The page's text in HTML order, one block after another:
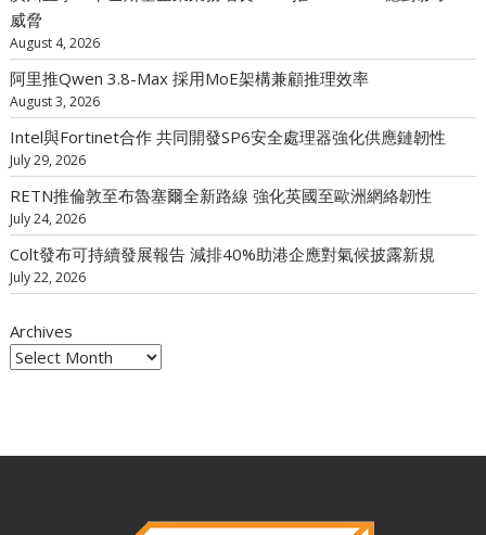
威脅
August 4, 2026
阿里推Qwen 3.8-Max 採用MoE架構兼顧推理效率
August 3, 2026
Intel與Fortinet合作 共同開發SP6安全處理器強化供應鏈韌性
July 29, 2026
RETN推倫敦至布魯塞爾全新路線 強化英國至歐洲網絡韌性
July 24, 2026
Colt發布可持續發展報告 減排40%助港企應對氣候披露新規
July 22, 2026
Archives